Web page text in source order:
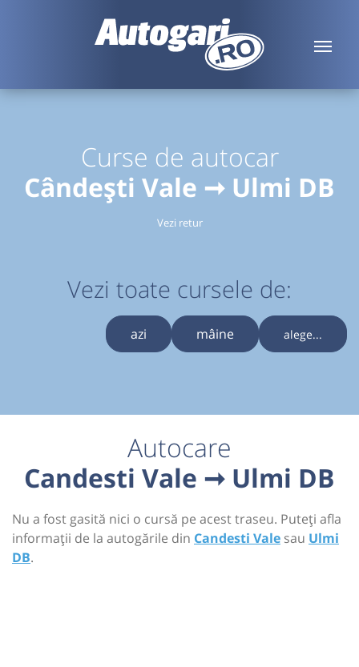
Curse de autocar
Cândești Vale ➞ Ulmi DB
Vezi retur
Vezi toate cursele de:
azi mâine alege...
Autocare
Candesti Vale ➞ Ulmi DB
Nu a fost gasită nici o cursă pe acest traseu. Puteți afla
informații de la autogările din Candesti Vale sau Ulmi
DB.